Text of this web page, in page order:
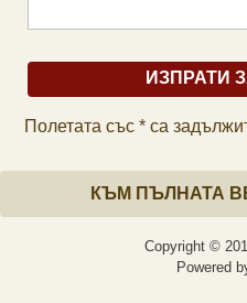
Полетата със * са
КЪМ ПЪЛНАТА
Copyright ©
Powered